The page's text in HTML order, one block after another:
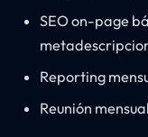
SEO on-page
Reporting
Reunión